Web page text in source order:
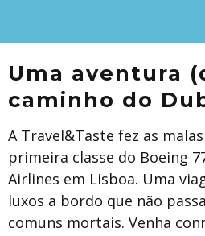
Uma aventura
caminho do
A Travel&Taste fez as
primeira classe do Boeing
Airlines em Lisboa. Uma
luxos a bordo que não
comuns mortais. Venha